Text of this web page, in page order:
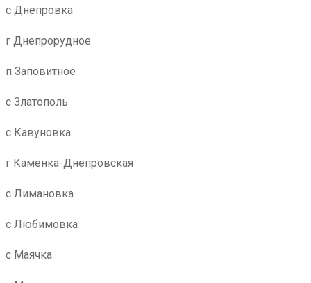
с Днепровка
г Днепрорудное
п Заповитное
с Златополь
с Кавуновка
г Каменка-Днепровская
с Лимановка
с Любимовка
с Маячка